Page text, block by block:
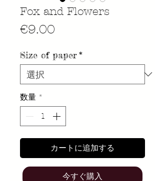
Fox and Flowers
€9.00
Size of paper*
数量 *
カートに追加する
今すぐ購入